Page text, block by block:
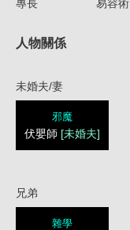
專長 易容術
人物關係
未婚夫/妻
邪魔
伏嬰師 [未婚夫]
兄弟
雜學